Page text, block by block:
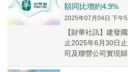
額同比增約4.9%
2025年07月04日 下午
【財華社訊】建發
止2025年6月30日
司及聯營公司實現